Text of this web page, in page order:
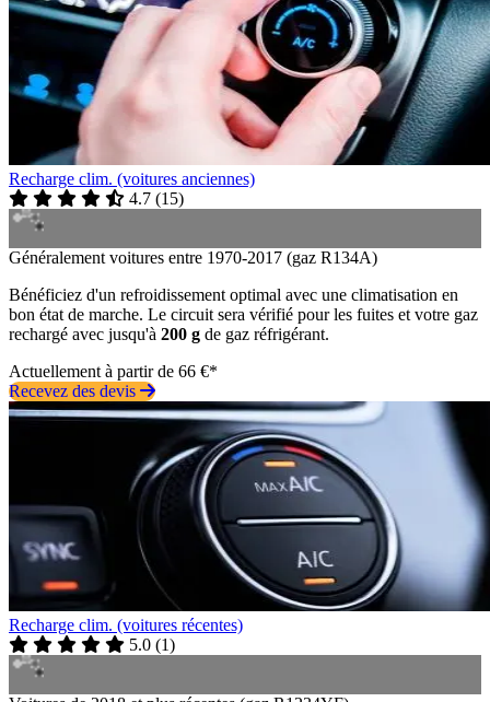
Recharge clim. (voitures anciennes)
4.7 (15)
Généralement voitures entre 1970-2017 (gaz R134A)
Bénéficiez d'un refroidissement optimal avec une climatisation en
bon état de marche. Le circuit sera vérifié pour les fuites et votre gaz
rechargé avec jusqu'à 200 g de gaz réfrigérant.
Actuellement à partir de 66 €*
Recevez des devis
Recharge clim. (voitures récentes)
5.0 (1)